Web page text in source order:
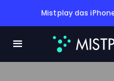
Mistplay das